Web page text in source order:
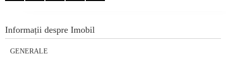
Informații despre Imobil
GENERALE